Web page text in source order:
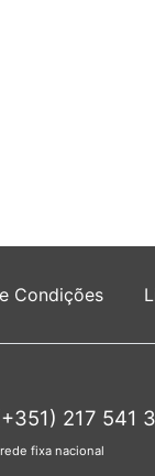
Condições
217 541
fixa nacional